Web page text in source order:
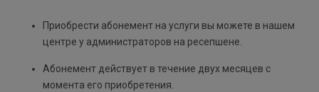
Приобрести абонемент на услуги вы можете в нашем
центре у администраторов на ресепшене.
Абонемент действует в течение двух месяцев с
момента его приобретения.